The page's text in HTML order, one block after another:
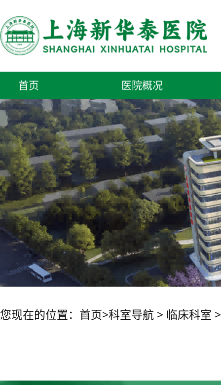
首页 医院概况
您现在的位置： 首页>科室导航 > 临床科室